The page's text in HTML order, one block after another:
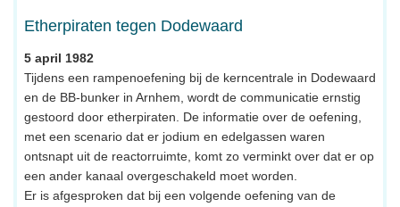
Etherpiraten tegen Dodewaard
5 april 1982
Tijdens een rampenoefening bij de kerncentrale in Dodewaard
en de BB-bunker in Arnhem, wordt de communicatie ernstig
gestoord door etherpiraten. De informatie over de oefening,
met een scenario dat er jodium en edelgassen waren
ontsnapt uit de reactorruimte, komt zo verminkt over dat er op
een ander kanaal overgeschakeld moet worden.
Er is afgesproken dat bij een volgende oefening van de